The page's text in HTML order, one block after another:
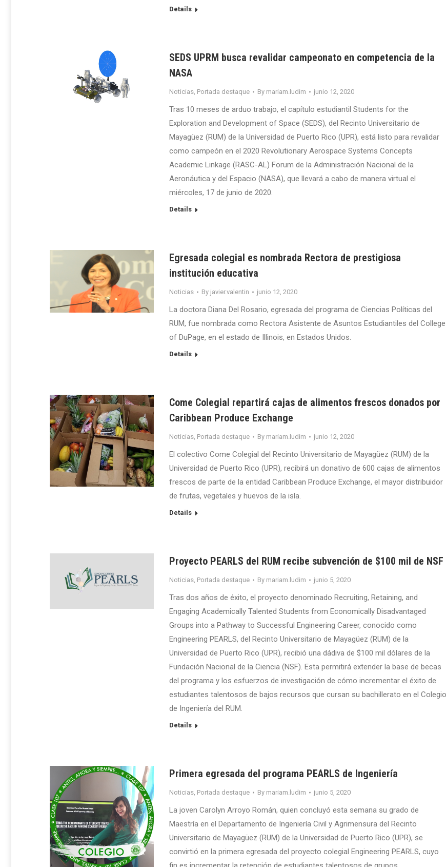
Details
SEDS UPRM busca revalidar campeonato en competencia de la
NASA
Noticias, Portada destaque By mariam.ludim junio 12, 2020
Tras 10 meses de arduo trabajo, el capítulo estudiantil Students for the
Exploration and Development of Space (SEDS), del Recinto Universitario de
Mayagüez (RUM) de la Universidad de Puerto Rico (UPR), está listo para revalidar
como campeón en el 2020 Revolutionary Aerospace Systems Concepts
Academic Linkage (RASC-AL) Forum de la Administración Nacional de la
Aeronáutica y del Espacio (NASA), que llevará a cabo de manera virtual el
miércoles, 17 de junio de 2020.
Details
Egresada colegial es nombrada Rectora de prestigiosa
institución educativa
Noticias By javier.valentin junio 12, 2020
La doctora Diana Del Rosario, egresada del programa de Ciencias Políticas del
RUM, fue nombrada como Rectora Asistente de Asuntos Estudiantiles del College
of DuPage, en el estado de Illinois, en Estados Unidos.
Details
Come Colegial repartirá cajas de alimentos frescos donados por
Caribbean Produce Exchange
Noticias, Portada destaque By mariam.ludim junio 12, 2020
El colectivo Come Colegial del Recinto Universitario de Mayagüez (RUM) de la
Universidad de Puerto Rico (UPR), recibirá un donativo de 600 cajas de alimentos
frescos de parte de la entidad Caribbean Produce Exchange, el mayor distribuidor
de frutas, vegetales y huevos de la isla.
Details
Proyecto PEARLS del RUM recibe subvención de $100 mil de NSF
Noticias, Portada destaque By mariam.ludim junio 5, 2020
Tras dos años de éxito, el proyecto denominado Recruiting, Retaining, and
Engaging Academically Talented Students from Economically Disadvantaged
Groups into a Pathway to Successful Engineering Career, conocido como
Engineering PEARLS, del Recinto Universitario de Mayagüez (RUM) de la
Universidad de Puerto Rico (UPR), recibió una dádiva de $100 mil dólares de la
Fundación Nacional de la Ciencia (NSF). Esta permitirá extender la base de becas
del programa y los esfuerzos de investigación de cómo incrementar el éxito de
estudiantes talentosos de bajos recursos que cursan su bachillerato en el Colegio
de Ingeniería del RUM.
Details
Primera egresada del programa PEARLS de Ingeniería
Noticias, Portada destaque By mariam.ludim junio 5, 2020
La joven Carolyn Arroyo Román, quien concluyó esta semana su grado de
Maestría en el Departamento de Ingeniería Civil y Agrimensura del Recinto
Universitario de Mayagüez (RUM) de la Universidad de Puerto Rico (UPR), se
convirtió en la primera egresada del proyecto colegial Engineering PEARLS, cuyo